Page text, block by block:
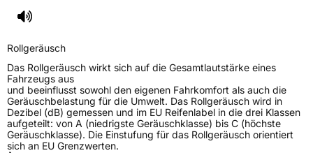
Rollgeräusch
Das Rollgeräusch wirkt sich auf die Gesamtlautstärke eines
Fahrzeugs aus
und beeinflusst sowohl den eigenen Fahrkomfort als auch die
Geräuschbelastung für die Umwelt. Das Rollgeräusch wird in
Dezibel (dB) gemessen und im EU Reifenlabel in die drei Klassen
aufgeteilt: von A (niedrigste Geräuschklasse) bis C (höchste
Geräuschklasse). Die Einstufung für das Rollgeräusch orientiert
sich an EU Grenzwerten.